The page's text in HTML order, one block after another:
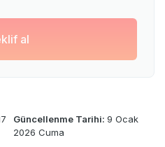
al
Güncellenme Tarihi:9 Ocak
2026 Cuma